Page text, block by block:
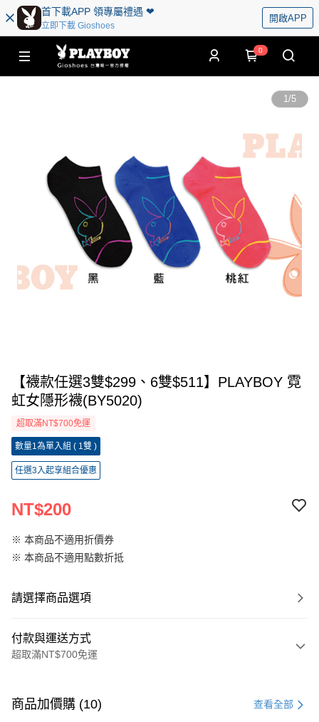
首下載APP 領專屬禮遇 ❤︎
立即下載 Gioshoes
開啟APP
0
1/5
【襪款任選3雙$299、6雙$511】PLAYBOY 霓
虹女隱形襪(BY5020)
超取滿NT$700免運
數量1為單入組 ( 1雙 )
任選3入起享組合優惠
NT$200
※ 本商品不適用折價券
※ 本商品不適用點數折抵
請選擇商品選項
付款與運送方式
超取滿NT$700免運
信用卡一次付款
商品加價購 (10) 查看全部